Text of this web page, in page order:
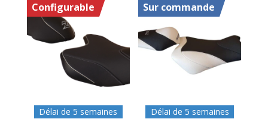
Configurable
Délai de 5 semaines
Sur commande
Délai de 5 semaines